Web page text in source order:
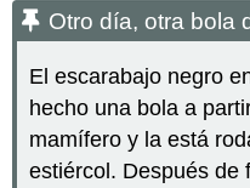
día,
de
estiércol
¿Qué
es
Otro día, otra bola
El escarabajo negro
hecho una bola a
mamífero y la está
estiércol. Después de